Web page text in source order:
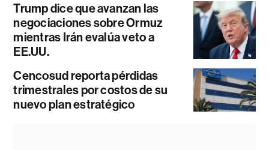
Trump dice que avanzan las
negociaciones sobre Ormuz
mientras Irán evalúa veto a
EE.UU.
Cencosud reporta pérdidas
trimestrales por costos de su
nuevo plan estratégico